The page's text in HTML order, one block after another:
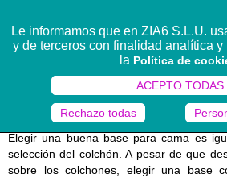
Completa tu equipo de
las bases DescansoR
Elegir una buena base para cama es
selección del colchón. A pesar de que
sobre los colchones, elegir una base
Le informamos que en ZIA6 S.L.U.
y de terceros con finalidad analítica
la Política de
ACEPTO TODAS
Rechazo todas